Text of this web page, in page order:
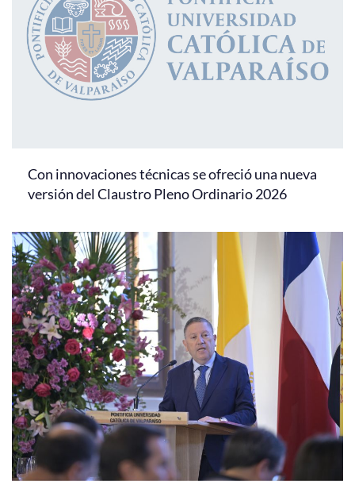
Con innovaciones técnicas se ofreció una nueva
versión del Claustro Pleno Ordinario 2026